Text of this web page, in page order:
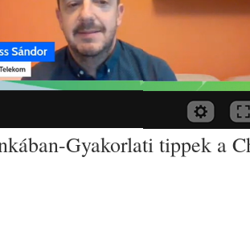
Gyakorlati tippek a